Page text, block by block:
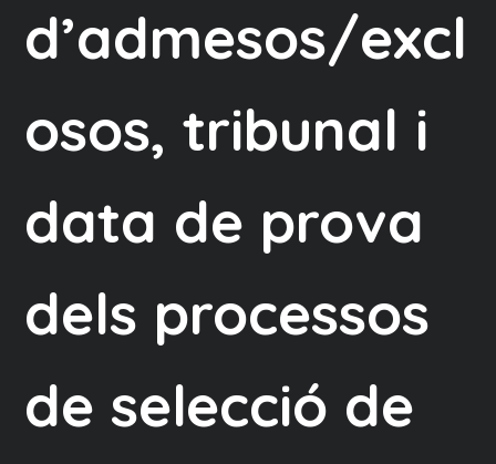
d’admesos/excl
osos, tribunal i
data de prova
dels processos
de selecció de